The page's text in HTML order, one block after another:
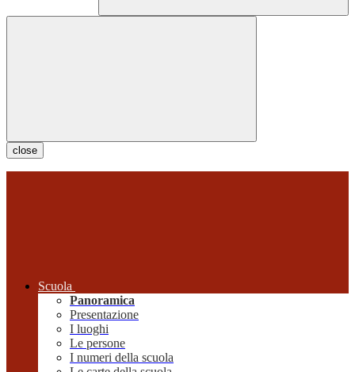
close
Scuola
Panoramica
Presentazione
I luoghi
Le persone
I numeri della scuola